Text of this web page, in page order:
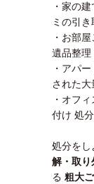
・家の
ミの引
・お部
遺品整理
・アパ
された
・オフ
付け 処
処分をし
解・取り
る 粗大